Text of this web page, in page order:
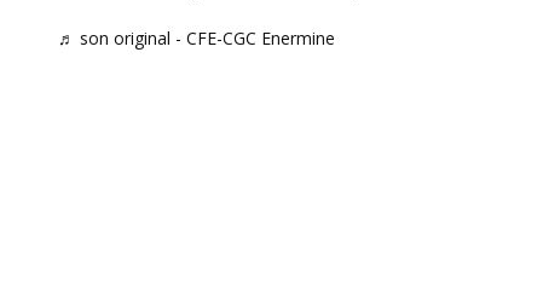
♬ son original - CFE-CGC Enermine